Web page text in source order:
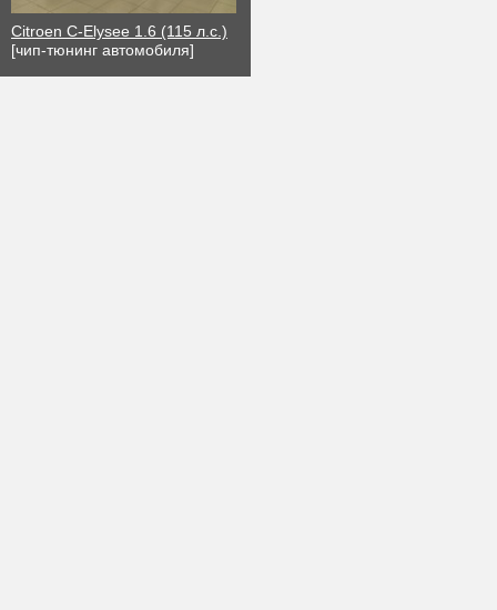
Citroen C-Elysee 1.6 (115 л.с.)
[чип-тюнинг автомобиля]